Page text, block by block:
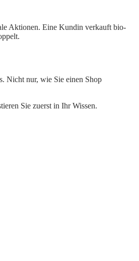
Aktionen. Eine Kundin verkauft bio-
Nicht nur, wie Sie einen Shop
Sie zuerst in Ihr Wissen.